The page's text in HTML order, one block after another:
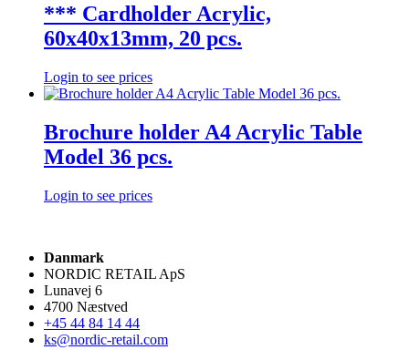
*** Cardholder Acrylic,
60x40x13mm, 20 pcs.
Login to see prices
Brochure holder A4 Acrylic Table
Model 36 pcs.
Login to see prices
Danmark
NORDIC RETAIL ApS
Lunavej 6
4700 Næstved
+45 44 84 14 44
ks@nordic-retail.com